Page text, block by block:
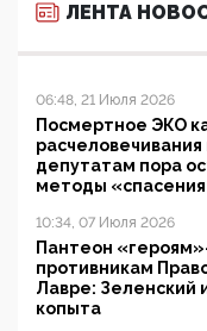
ЛЕНТА
06:48, 21 Июля 2026
Посмертное ЭКО
депутатам пора
методы
10:34, 07 Июля 2026
Пантеон
противникам
Лавре: Зеленский
копыта